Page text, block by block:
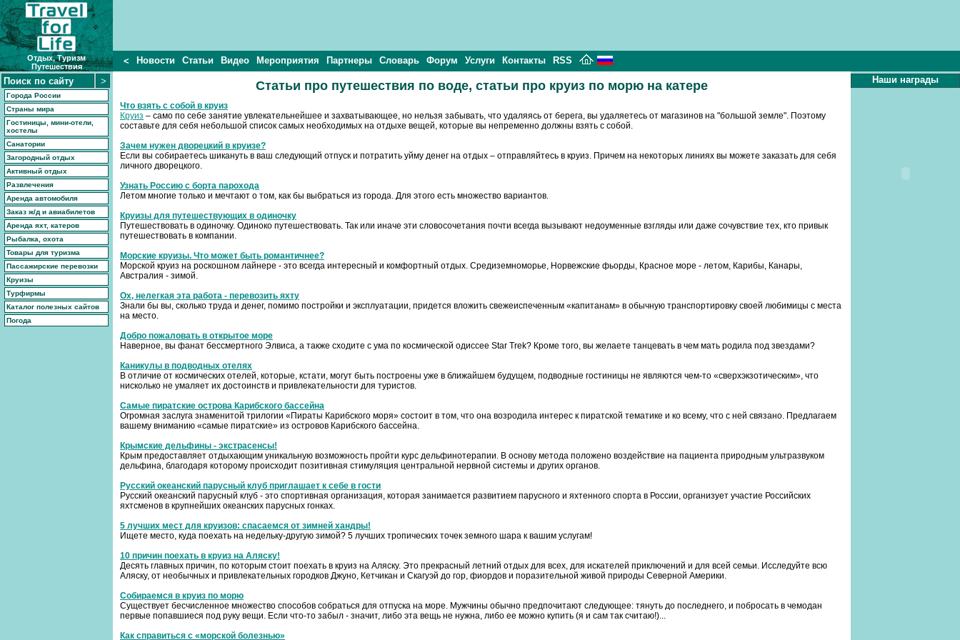
Отдых, Туризм
Путешествия
< Новости Статьи Видео Мероприятия Партнеры Словарь Форум Услуги Контакты RSS
Города России
Страны мира
Гостиницы, мини-отели,
хостелы
Санатории
Загородный отдых
Активный отдых
Развлечения
Аренда автомобиля
Заказ ж/д и авиабилетов
Аренда яхт, катеров
Рыбалка, охота
Товары для туризма
Пассажирские перевозки
Круизы
Турфирмы
Каталог полезных сайтов
Погода
Статьи про путешествия по воде, статьи про круиз по морю на катере
Что взять с собой в круиз
Круиз – само по себе занятие увлекательнейшее и захватывающее, но нельзя забывать, что удаляясь от берега, вы удаляетесь от магазинов на "большой земле". Поэтому
составьте для себя небольшой список самых необходимых на отдыхе вещей, которые вы непременно должны взять с собой.
Зачем нужен дворецкий в круизе?
Если вы собираетесь шикануть в ваш следующий отпуск и потратить уйму денег на отдых – отправляйтесь в круиз. Причем на некоторых линиях вы можете заказать для себя
личного дворецкого.
Узнать Россию с борта парохода
Летом многие только и мечтают о том, как бы выбраться из города. Для этого есть множество вариантов.
Круизы для путешествующих в одиночку
Путешествовать в одиночку. Одиноко путешествовать. Так или иначе эти словосочетания почти всегда вызывают недоуменные взгляды или даже сочувствие тех, кто привык
путешествовать в компании.
Морские круизы. Что может быть романтичнее?
Морской круиз на роскошном лайнере - это всегда интересный и комфортный отдых. Средиземноморье, Норвежские фьорды, Красное море - летом, Карибы, Канары,
Австралия - зимой.
Ох, нелегкая эта работа - перевозить яхту
Знали бы вы, сколько труда и денег, помимо постройки и эксплуатации, придется вложить свежеиспеченным «капитанам» в обычную транспортировку своей любимицы с места
на место.
Добро пожаловать в открытое море
Наверное, вы фанат бессмертного Элвиса, а также сходите с ума по космической одиссее Star Trek? Кроме того, вы желаете танцевать в чем мать родила под звездами?
Каникулы в подводных отелях
В отличие от космических отелей, которые, кстати, могут быть построены уже в ближайшем будущем, подводные гостиницы не являются чем-то «сверхэкзотическим», что
нисколько не умаляет их достоинств и привлекательности для туристов.
Самые пиратские острова Карибского бассейна
Огромная заслуга знаменитой трилогии «Пираты Карибского моря» состоит в том, что она возродила интерес к пиратской тематике и ко всему, что с ней связано. Предлагаем
вашему вниманию «самые пиратские» из островов Карибского бассейна.
Крымские дельфины - экстрасенсы!
Крым предоставляет отдыхающим уникальную возможность пройти курс дельфинотерапии. В основу метода положено воздействие на пациента природным ультразвуком
дельфина, благодаря которому происходит позитивная стимуляция центральной нервной системы и других органов.
Русский океанский парусный клуб приглашает к себе в гости
Русский океанский парусный клуб - это спортивная организация, которая занимается развитием парусного и яхтенного спорта в России, организует участие Российских
яхтсменов в крупнейших океанских парусных гонках.
5 лучших мест для круизов: спасаемся от зимней хандры!
Ищете место, куда поехать на недельку-другую зимой? 5 лучших тропических точек земного шара к вашим услугам!
10 причин поехать в круиз на Аляску!
Десять главных причин, по которым стоит поехать в круиз на Аляску. Это прекрасный летний отдых для всех, для искателей приключений и для всей семьи. Исследуйте всю
Аляску, от необычных и привлекательных городков Джуно, Кетчикан и Скагуэй до гор, фиордов и поразительной живой природы Северной Америки.
Собираемся в круиз по морю
Существует бесчисленное множество способов собраться для отпуска на море. Мужчины обычно предпочитают следующее: тянуть до последнего, и побросать в чемодан
первые попавшиеся под руку вещи. Если что-то забыл - значит, либо эта вещь не нужна, либо ее можно купить (я и сам так считаю!)...
Как справиться с «морской болезнью»
Наши награды